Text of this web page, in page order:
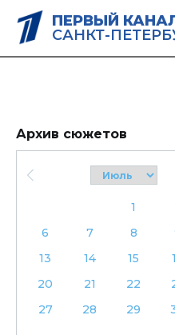
ПЕРВЫЙ
САНКТ-
Архив сюжетов
1
6
7 8
13
14 15
20
21 22
27
28 29